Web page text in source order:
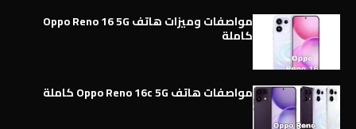
مواصفات وميزات هاتف Oppo Reno 16 5G
كاملة
مواصفات هاتف Oppo Reno 16c 5G كاملة